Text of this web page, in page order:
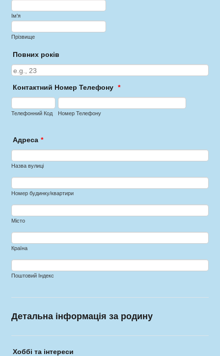
Ім'я
Прізвище
Повних років
Контактний Номер Телефону *
Телефонний Код Номер Телефону
Адреса *
Назва вулиці
Номер будинку/квартири
Місто
Країна
Поштовий Індекс
Детальна інформація за родину
Хоббі та інтереси